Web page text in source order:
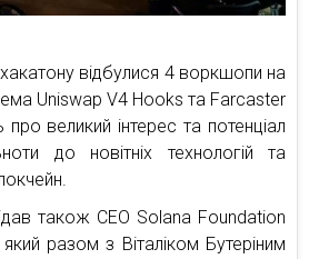
відбулися 4 воркшопи на
Uniswap V4 Hooks та Farcaster
великий інтерес та потенціал
до новітніх технологій та
також CEO Solana Foundation
разом з Віталіком Бутеріним